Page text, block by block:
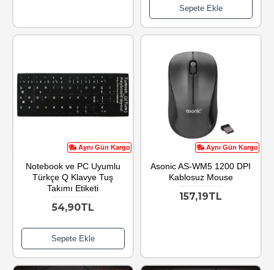
Sepete Ekle
Aynı Gün Kargo
Notebook ve PC Uyumlu
Türkçe Q Klavye Tuş
Takımı Etiketi
54,90TL
Sepete Ekle
Aynı Gün Kargo
Asonic AS-WM5 1200 DPI
Kablosuz Mouse
157,19TL